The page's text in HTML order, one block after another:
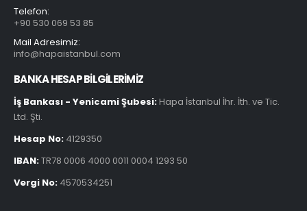
Telefon:
+90 530 069 53 85
Mail Adresimiz:
info@hapaistanbul.com
BANKA HESAP BİLGİLERİMİZ
İş Bankası - Yenicami Şubesi:Hapa İstanbul İhr. İth. ve Tic.
Ltd. Şti.
Hesap No: 4129350
IBAN:TR78 0006 4000 0011 0004 1293 50
Vergi No: 4570534251